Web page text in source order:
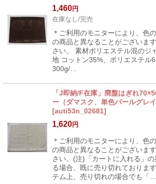
1,460円
在庫なし/完売
＊ご利用のモニターにより、色
の商品と異なることがございま
さい。 素材ポリエステル混のジ
地 コットン35%、ポリエステル
300g/…
「J即納/F在庫」廃盤はぎれ
ー（ダマスク、単色パールグレイ
[auti53n_02681]
1,620円
＊ご利用のモニターにより、色
の商品と異なることがございま
さい。(注)「カートに入れる」
る場合、既に売り切れておりま
テム上、売り切れの場合でも「…